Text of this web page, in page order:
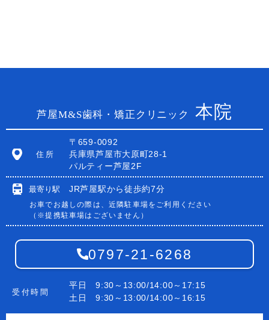
芦屋M&S歯科・矯正クリニック 本院
住所
〒659-0092
兵庫県芦屋市大原町28-1
パルティー芦屋2F
最寄り駅 JR芦屋駅から徒歩約7分
お車でお越しの際は、近隣駐車場をご利用ください
（※提携駐車場はございません）
0797-21-6268
受付時間
平日 9:30～13:00/14:00～17:15
土日 9:30～13:00/14:00～16:15